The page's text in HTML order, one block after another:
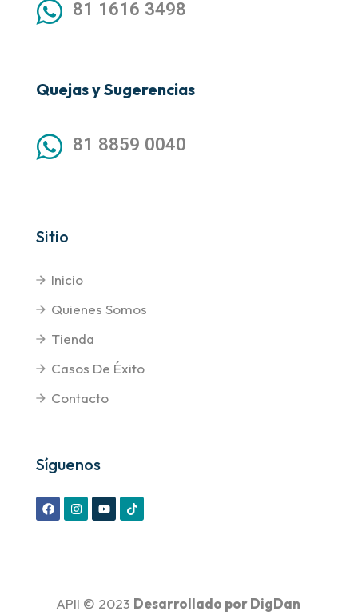
81 1616 3498
Quejas y Sugerencias
81 8859 0040
Sitio
Inicio
Quienes Somos
Tienda
Casos De Éxito
Contacto
Síguenos
APII © 2023 Desarrollado porDigDan